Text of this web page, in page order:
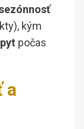
kým
počas
a